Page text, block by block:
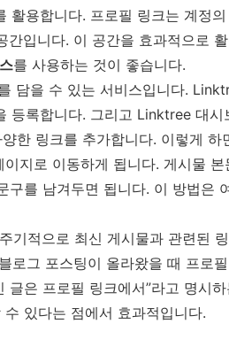
활용합니다. 프로필 링크는 계정
입니다. 이 공간을 효과적으로
를 사용하는 것이 좋습니다.
담을 수 있는 서비스입니다.
등록합니다. 그리고 Linktree 대시
한 링크를 추가합니다. 이렇게 하
지로 이동하게 됩니다. 게시물 본
구를 남겨두면 됩니다. 이 방법은
기적으로 최신 게시물과 관련된
로그 포스팅이 올라왔을 때 프로
은 프로필 링크에서”라고 명시
있다는 점에서 효과적입니다.